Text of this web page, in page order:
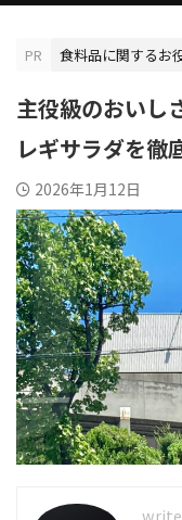
PR 食料品に関するお
主役級のおいし
レギサラダを徹
2026年1月12日